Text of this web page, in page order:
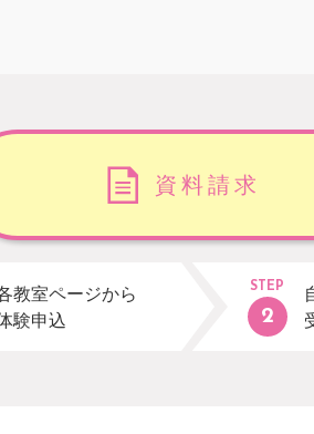
資料請求
教室ページから
験申込
STEP